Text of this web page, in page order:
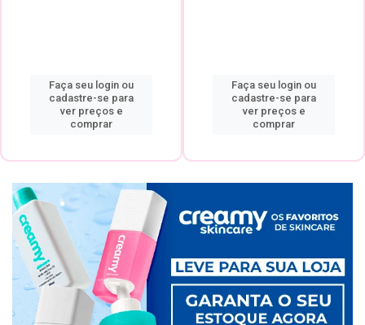
Faça seu login ou
cadastre-se para
ver preços e
comprar
Faça seu login ou
cadastre-se para
ver preços e
comprar